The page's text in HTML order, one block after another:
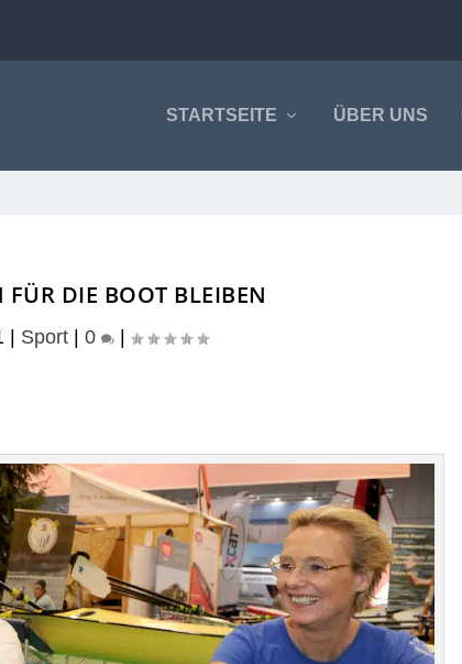
STARTSEITE ÜBER UNS
FÜR DIE BOOT BLEIBEN
Sport |0 |